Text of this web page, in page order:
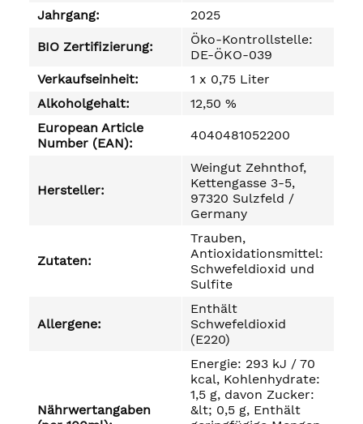
Jahrgang:
2025
BIO Zertifizierung:
Öko-Kontrollstelle:
DE-ÖKO-039
Verkaufseinheit:
1 x 0,75 Liter
Alkoholgehalt:
12,50 %
European Article
Number (EAN):
4040481052200
Hersteller:
Weingut Zehnthof,
Kettengasse 3-5,
97320 Sulzfeld /
Germany
Zutaten:
Trauben,
Antioxidationsmittel:
Schwefeldioxid und
Sulfite
Allergene:
Enthält
Schwefeldioxid
(E220)
Nährwertangaben
Energie: 293 kJ / 70
kcal, Kohlenhydrate:
1,5 g, davon Zucker:
&lt; 0,5 g, Enthält